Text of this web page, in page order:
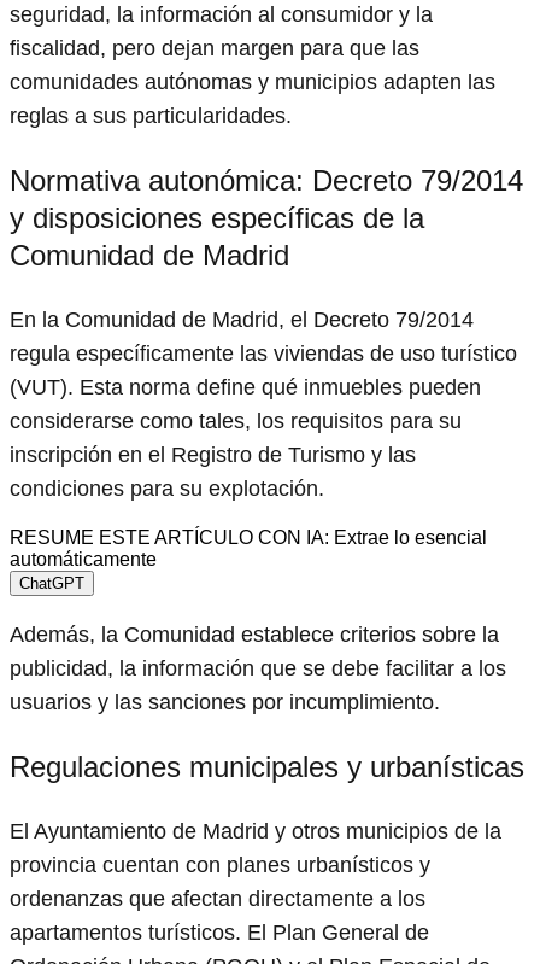
seguridad, la información al consumidor y la
fiscalidad, pero dejan margen para que las
comunidades autónomas y municipios adapten las
reglas a sus particularidades.
Normativa autonómica: Decreto 79/2014
y disposiciones específicas de la
Comunidad de Madrid
En la Comunidad de Madrid, el Decreto 79/2014
regula específicamente las viviendas de uso turístico
(VUT). Esta norma define qué inmuebles pueden
considerarse como tales, los requisitos para su
inscripción en el Registro de Turismo y las
condiciones para su explotación.
RESUME ESTE ARTÍCULO CON IA: Extrae lo esencial
automáticamente
ChatGPT
Además, la Comunidad establece criterios sobre la
publicidad, la información que se debe facilitar a los
usuarios y las sanciones por incumplimiento.
Regulaciones municipales y urbanísticas
El Ayuntamiento de Madrid y otros municipios de la
provincia cuentan con planes urbanísticos y
ordenanzas que afectan directamente a los
apartamentos turísticos. El Plan General de